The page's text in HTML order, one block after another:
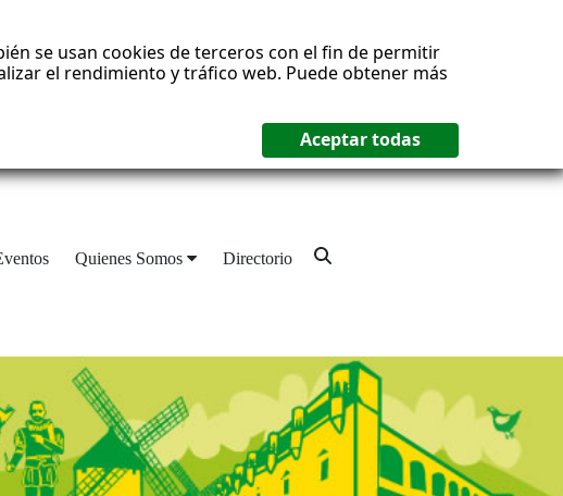
se usan cookies de terceros con el fin de permitir
el rendimiento y tráfico web. Puede obtener más
Quienes Somos Directorio